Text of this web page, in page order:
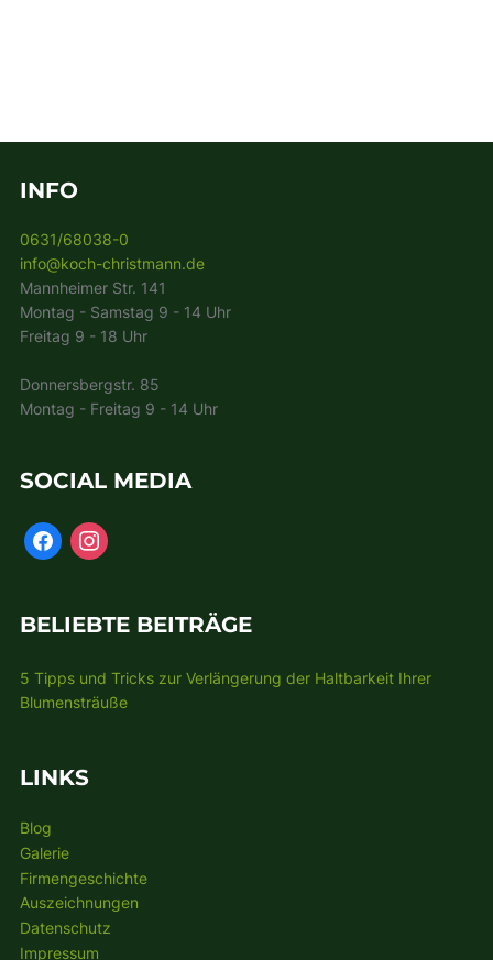
INFO
0631/68038-0
info@koch-christmann.de
Mannheimer Str. 141
Montag - Samstag 9 - 14 Uhr
Freitag 9 - 18 Uhr
Donnersbergstr. 85
Montag - Freitag 9 - 14 Uhr
SOCIAL MEDIA
BELIEBTE BEITRÄGE
5 Tipps und Tricks zur Verlängerung der Haltbarkeit Ihrer
Blumensträuße
LINKS
Blog
Galerie
Firmengeschichte
Auszeichnungen
Datenschutz
Impressum